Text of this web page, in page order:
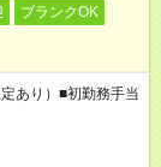
ブランクOK
あり）■初勤務手当